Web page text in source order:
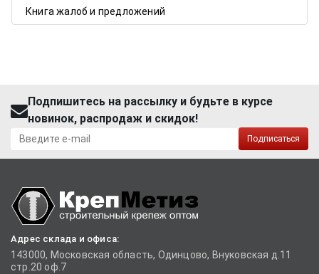
Книга жалоб и предложений
Подпишитесь на рассылку и будьте в курсе
новинок, распродаж и скидок!
Подписаться
Адрес склада и офиса:
143000, Московская область, Одинцово, Внуковская д.11
стр.20 оф.7